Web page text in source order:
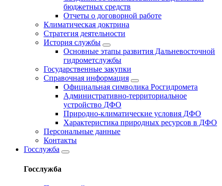
бюджетных средств
Отчеты о договорной работе
Климатическая доктрина
Стратегия деятельности
История службы
Основные этапы развития Дальневосточной
гидрометслужбы
Государственные закупки
Справочная информация
Официальная символика Росгидромета
Административно-территориальное
устройство ДФО
Природно-климатические условия ДФО
Характеристика природных ресурсов в ДФО
Персональные данные
Контакты
Госслужба
Госслужба